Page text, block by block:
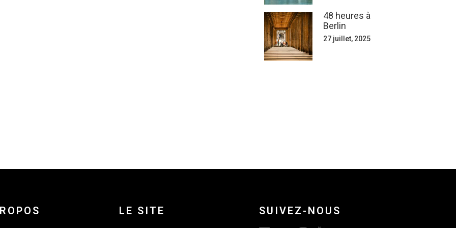
48 heures à
Berlin
27 juillet, 2025
LE SITE SUIVEZ-NOUS